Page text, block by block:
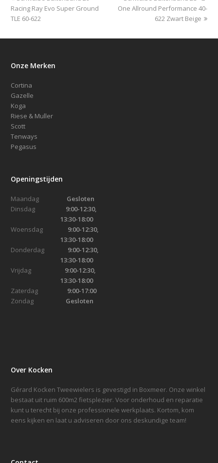
post:
Racing Ray Evo Super Ground
TLE 60-622
post:
One Allround Performance 40-
622 Zwart Beige
Onze Merken
Cortina
Gazelle
Koga
Riese & Muller
Scott
Tenways
Pegasus
Openingstijden
Maandag Gesloten
Dinsdag 9:00-12:30,
13:30-18:00
Woensdag
9:00-12:30,
13:30-18:00
Donderdag 9:00-12:30,
13:30-18:00
Vrijdag 9:00-12:30,
13:30-18:00
Zaterdag 9:00-17:00
Zondag Gesloten
Over Kocken
Gérard Kocken Tweewielers is gevestigd in Boxmeer. Onze winkel
bestaat uit ruim 600m2 fietsplezier. Voor onderhoud en reparatie
kunt u terecht bij onze professionele werkplaats. Kortom, kom
eens kijken en laat u adviseren door ons deskundige team!